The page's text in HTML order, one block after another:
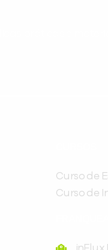
Curso de
Curso de